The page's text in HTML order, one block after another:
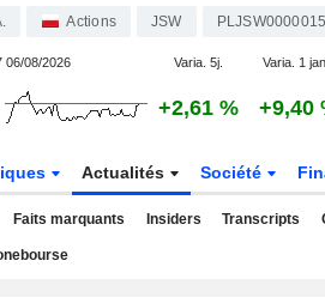
Actions JSW PLJSW0000015
06/08/2026 Varia. 5j. Varia. 1
+2,61 % +9,40
Actualités Société
Faits marquants Insiders Transcripts